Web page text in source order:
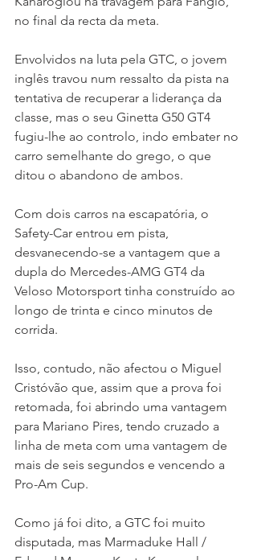
no final da recta da meta.
Envolvidos na luta pela GTC, o jovem
inglês travou num ressalto da pista na
tentativa de recuperar a liderança da
classe, mas o seu Ginetta G50 GT4
fugiu-lhe ao controlo, indo embater no
carro semelhante do grego, o que
ditou o abandono de ambos.
Com dois carros na escapatória, o
Safety-Car entrou em pista,
desvanecendo-se a vantagem que a
dupla do Mercedes-AMG GT4 da
Veloso Motorsport tinha construído ao
longo de trinta e cinco minutos de
corrida.
Isso, contudo, não afectou o Miguel
Cristóvão que, assim que a prova foi
retomada, foi abrindo uma vantagem
para Mariano Pires, tendo cruzado a
linha de meta com uma vantagem de
mais de seis segundos e vencendo a
Pro-Am Cup.
Como já foi dito, a GTC foi muito
disputada, mas Marmaduke Hall /